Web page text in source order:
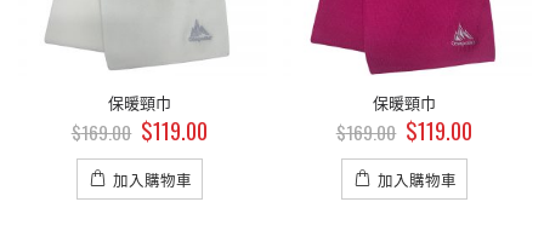
保暖頸巾
$169.00 $119.00
加入購物車
保暖頸巾
$169.00 $119.00
加入購物車